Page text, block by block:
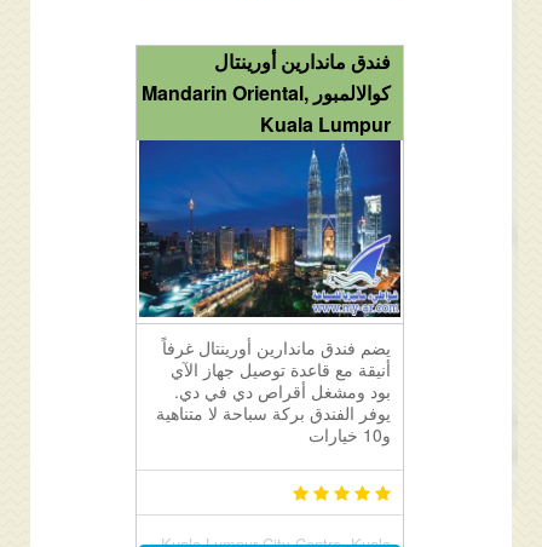
فندق ماندارين أورينتال
كوالالمبور Mandarin Oriental,
Kuala Lumpur
يضم فندق ماندارين أورينتال غرفاً
أنيقة مع قاعدة توصيل جهاز الآي
بود ومشغل أقراص دي في دي.
يوفر الفندق بركة سباحة لا متناهية
و10 خيارات